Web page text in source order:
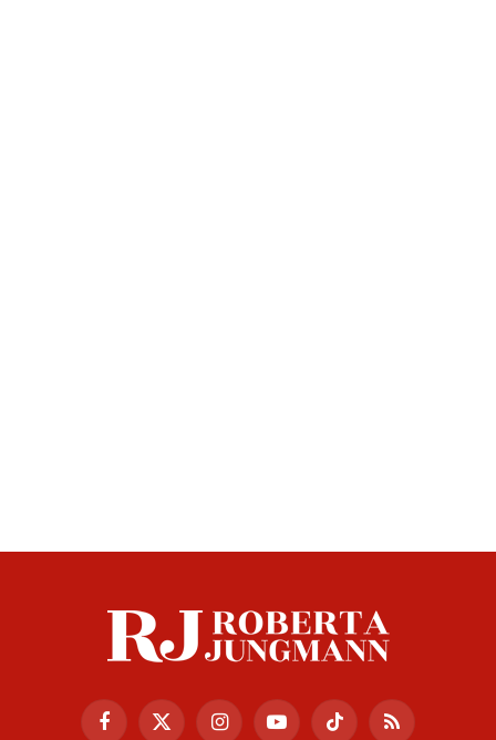
Facebook
X InstagramYouTubeTikTok RSS